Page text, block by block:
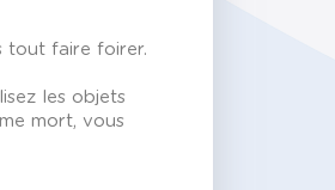
tout faire foirer.
les objets
mort, vous